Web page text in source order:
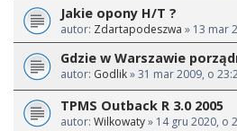
Jakie opony H/T ?
autor: Zdartapodeszwa » 13 mar
Gdzie w Warszawie
autor: Godlik» 31 mar 2009, o
TPMS Outback R 3.0 2005
autor: Wilkowaty» 14 gru 2020, o